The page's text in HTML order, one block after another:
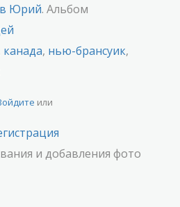
Юрий. Альбом
канада, нью-брансуик,
или
и добавления фото